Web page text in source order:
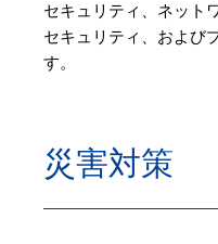
セキュリティ、ネット
セキュリティ、および
す。
災害対策